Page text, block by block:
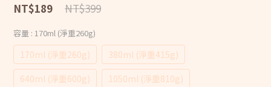
NT$399
NT$189
容量 : 170ml (淨重260g)
170ml (淨重260g)
380ml (淨重415g)
640ml (淨重600g)
1050ml (淨重810g)